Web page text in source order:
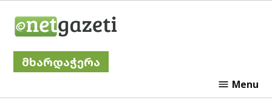
მხარდაჭერა
Menu